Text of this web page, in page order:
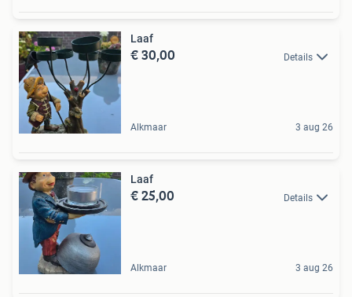
Laaf
€ 30,00 Details
Alkmaar 3 aug 26
Laaf
€ 25,00 Details
Alkmaar 3 aug 26